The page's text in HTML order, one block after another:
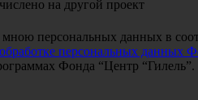
на другой проект
персональных данных в
персональных данных
Фонда “Центр “Гилель”.